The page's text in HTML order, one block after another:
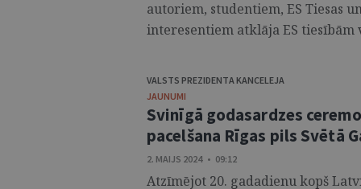
autoriem, studentiem, ES Tiesas
interesentiem atklāja ES
VALSTS PREZIDENTA KANCELEJA
JAUNUMI
Svinīgā godasardzes
pacelšana Rīgas pils Svētā
2. MAIJS 2024 • 09:12
Atzīmējot 20. gadadienu kopš